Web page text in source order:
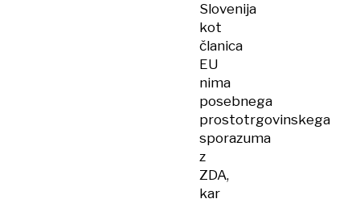
Slovenija
kot
članica
EU
nima
posebnega
prostotrgovinskega
sporazuma
z
ZDA,
kar